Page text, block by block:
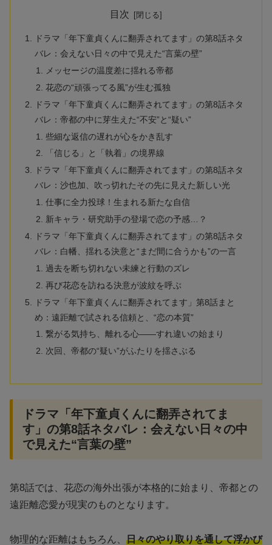
目次
ドラマ「年下童貞くんに翻弄されてます」の第8話ネタ
バレ：会えない日々の中で見えた“言葉の壁”
メッセージの温度差に揺れる帝都
花恋の“頑張ってる風”が生む孤独
ドラマ「年下童貞くんに翻弄されてます」の第8話ネタ
バレ：帝都の中に芽生えた“不安”と“疑い”
些細な返信の遅れが心をかき乱す
「信じる」と「執着」の境界線
ドラマ「年下童貞くんに翻弄されてます」の第8話ネタ
バレ：沙也加、吹っ切れたその先に見えた新しい光
仕事に全力投球！生まれる新たな自信
新キャラ・研究助手の登場で恋の予感…？
ドラマ「年下童貞くんに翻弄されてます」の第8話ネタ
バレ：白幡、揺れる決意と“まだ間に合うかも”の一言
過去を断ち切れない未練と行動のズレ
再び花恋を訪ねる決意が波紋を呼ぶ
ドラマ「年下童貞くんに翻弄されてます」第8話まと
め：遠距離で試される信頼と、“恋の本質”
繋がる気持ち、離れる心——すれ違いの始まり
次回、帝都の“疑い”がふたりを揺さぶる
ドラマ「年下童貞くんに翻弄されてま
す」の第8話ネタバレ：会えない日々の中
で見えた“言葉の壁”
第8話では、花恋の海外出張が本格的に始まり、帝都との
遠距離恋愛が現実のものとなります。
物理的な距離はもちろん、 日々のやり取りを通して浮かび